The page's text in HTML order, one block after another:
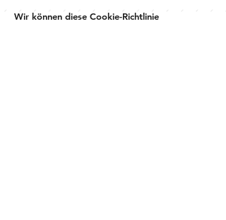
Wir können diese Cookie-Richtlinie